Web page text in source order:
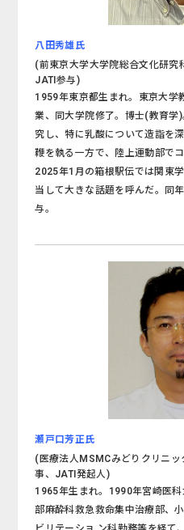
八田秀雄氏
(前東京大学大学院総合文化研究
JATI参与)
1959年東京都生まれ。東京大学
業、同大学院修了。博士(教育学
究し、特に乳酸について造詣を
鞭を執る一方で、陸上運動部で
2025年1月の箱根駅伝では関東
当して大きな話題を呼んだ。同
与。
瀬戸口芳正氏
(医療法人MSMCみどりクリニ
事、JATI発起人)
1965年生まれ。1990年宮崎医
部麻酔科救急救命集中治療部、